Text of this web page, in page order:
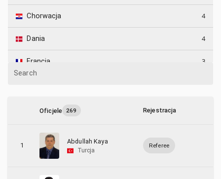
Chorwacja 4
Dania 4
Francja 3
Gruzja
Holandia
Search
Oficjele 269 Rejestracja
1
Abdullah Kaya
Turcja
Referee